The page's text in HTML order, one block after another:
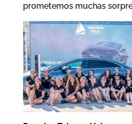
prometemos muchas